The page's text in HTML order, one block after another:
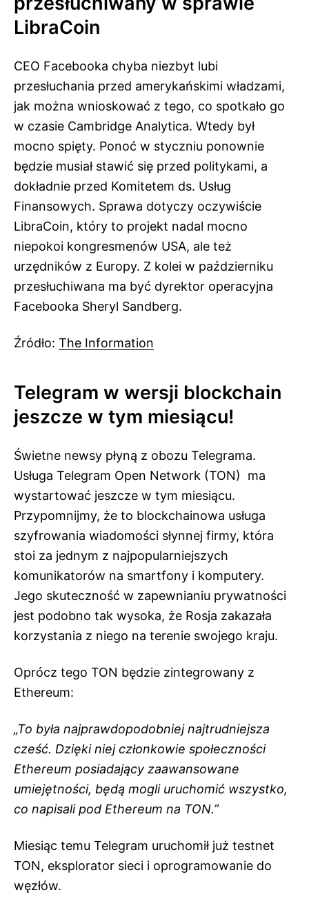
LibraCoin
CEO Facebooka chyba niezbyt lubi
przesłuchania przed amerykańskimi władzami,
jak można wnioskować z tego, co spotkało go
w czasie Cambridge Analytica. Wtedy był
mocno spięty. Ponoć w styczniu ponownie
będzie musiał stawić się przed politykami, a
dokładnie przed Komitetem ds. Usług
Finansowych. Sprawa dotyczy oczywiście
LibraCoin, który to projekt nadal mocno
niepokoi kongresmenów USA, ale też
urzędników z Europy. Z kolei w październiku
przesłuchiwana ma być dyrektor operacyjna
Facebooka Sheryl Sandberg.
Źródło: The Information
Telegram w wersji blockchain
jeszcze w tym miesiącu!
Świetne newsy płyną z obozu Telegrama.
Usługa Telegram Open Network (TON) ma
wystartować jeszcze w tym miesiącu.
Przypomnijmy, że to blockchainowa usługa
szyfrowania wiadomości słynnej firmy, która
stoi za jednym z najpopularniejszych
komunikatorów na smartfony i komputery.
Jego skuteczność w zapewnianiu prywatności
jest podobno tak wysoka, że Rosja zakazała
korzystania z niego na terenie swojego kraju.
Oprócz tego TON będzie zintegrowany z
Ethereum:
„To była najprawdopodobniej najtrudniejsza
cześć. Dzięki niej członkowie społeczności
Ethereum posiadający zaawansowane
umiejętności, będą mogli uruchomić wszystko,
co napisali pod Ethereum na TON.”
Miesiąc temu Telegram uruchomił już testnet
TON, eksplorator sieci i oprogramowanie do
węzłów.